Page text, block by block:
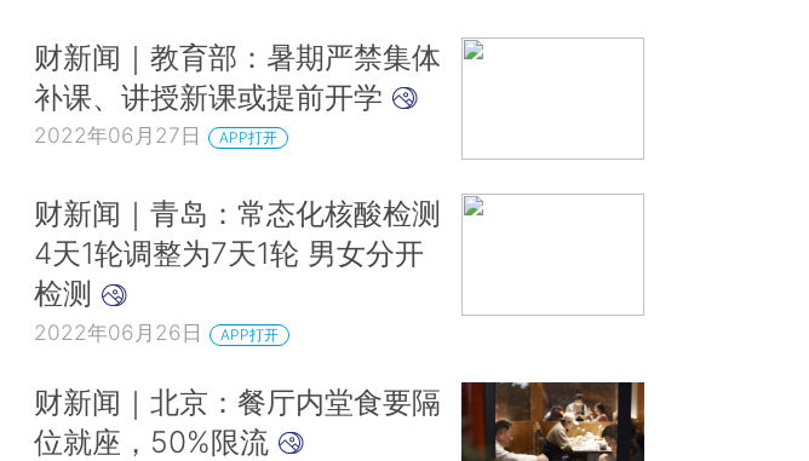
财新闻｜教育部：暑期严禁集体
补课、讲授新课或提前开学
2022年06月27日 APP打开
财新闻｜青岛：常态化核酸检测
4天1轮调整为7天1轮 男女分开
检测
2022年06月26日 APP打开
财新闻｜北京：餐厅内堂食要隔
位就座，50%限流